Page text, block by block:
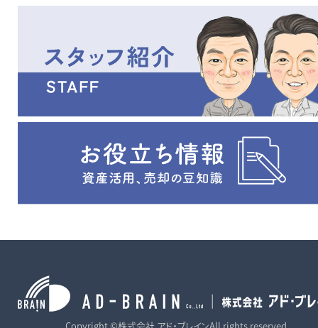
Copyright ©株式会社 アド・ブレインAll rights reserved.